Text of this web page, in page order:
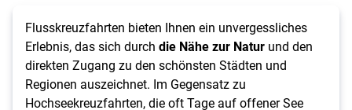
Flusskreuzfahrten bieten Ihnen ein unvergessliches
Erlebnis, das sich durch die Nähe zur Natur und den
direkten Zugang zu den schönsten Städten und
Regionen auszeichnet. Im Gegensatz zu
Hochseekreuzfahrten, die oft Tage auf offener See